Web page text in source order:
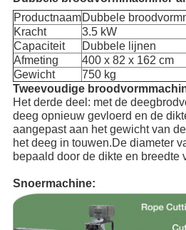
ProductnaamDubbele
Kracht
3.5 kW
Capaciteit
Dubbele lijnen
Afmeting
400 x 82 x 162 cm
Gewicht
750 kg
Tweevoudige
Het derde deel: met de
deeg opnieuw gevloerd en de
aangepast aan het gewicht van
het deeg in touwen.De diameter
bepaald door de dikte en breedte
Snoermachine: